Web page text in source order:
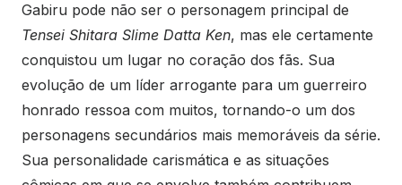
Gabiru pode não ser o personagem principal de
Tensei Shitara Slime Datta Ken, mas ele certamente
conquistou um lugar no coração dos fãs. Sua
evolução de um líder arrogante para um guerreiro
honrado ressoa com muitos, tornando-o um dos
personagens secundários mais memoráveis da série.
Sua personalidade carismática e as situações